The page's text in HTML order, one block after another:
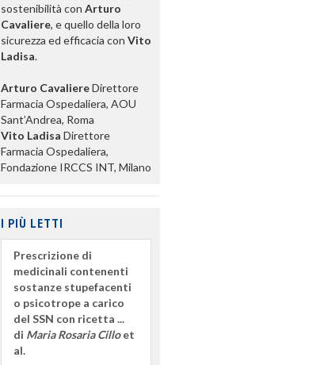
sostenibilità con Arturo
Cavaliere, e quello della loro
sicurezza ed efficacia con Vito
Ladisa.
Arturo CavaliereDirettore
Farmacia Ospedaliera, AOU
Sant’Andrea, Roma
Vito Ladisa Direttore
Farmacia Ospedaliera,
Fondazione IRCCS INT, Milano
I PIÙ LETTI
Prescrizione di
medicinali contenenti
sostanze stupefacenti
o psicotrope a carico
del SSN con ricetta ...
di Maria Rosaria Cilloet
al.